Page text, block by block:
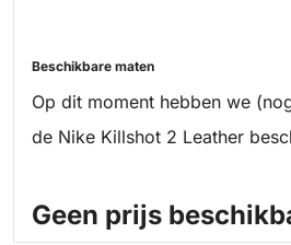
Beschikbare maten
Op dit moment hebben we
de Nike Killshot 2 Leather
Geen prijs